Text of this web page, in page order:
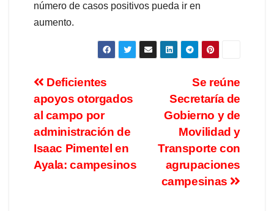
número de casos positivos pueda ir en
aumento.
Se reúne
Secretaría de
Gobierno y de
Movilidad y
Transporte con
agrupaciones
campesinas
Deficientes
apoyos otorgados
al campo por
administración de
Isaac Pimentel en
Ayala: campesinos